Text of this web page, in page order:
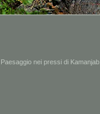
Paesaggio nei pressi di Kamanjab.